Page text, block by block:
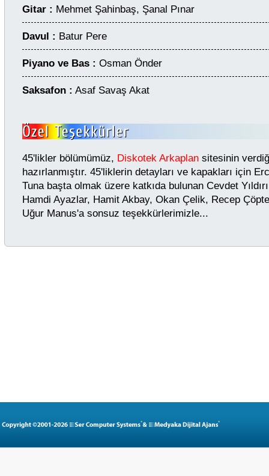
Gitar : Mehmet Şahinbaş, Şanal Pınar
Davul : Batur Pere
Piyano ve Bas : Osman Önder
Saksafon : Asaf Savaş Akat
45'likler bölümümüz, Diskotek Arkaplan sitesinin
hazırlanmıştır. 45'liklerin detayları ve kapakları için
Tuna başta olmak üzere katkıda bulunan Cevdet
Hamdi Ayazlar, Hamit Akbay, Okan Çelik, Recep
Uğur Manus'a sonsuz teşekkürlerimizle...